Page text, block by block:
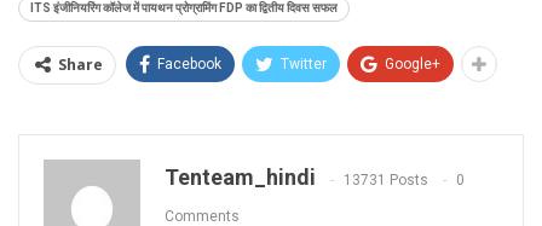
ITS इंजीनियरिंग कॉलेज में पायथन प्रोग्रामिंग FDP का द्वितीय दिवस सफल
Share Facebook Twitter Google+
Tenteam_hindi 13731 Posts 0
Comments